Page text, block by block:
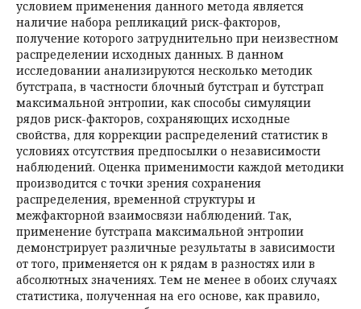
условием применения данного метода является
наличие набора репликаций риск-факторов,
получение которого затруднительно при неизвестном
распределении исходных данных. В данном
исследовании анализируются несколько методик
бутстрапа, в частности блочный бутстрап и бутстрап
максимальной энтропии, как способы симуляции
рядов риск-факторов, сохраняющих исходные
свойства, для коррекции распределений статистик в
условиях отсутствия предпосылки о независимости
наблюдений. Оценка применимости каждой методики
производится с точки зрения сохранения
распределения, временной структуры и
межфакторной взаимосвязи наблюдений. Так,
применение бутстрапа максимальной энтропии
демонстрирует различные результаты в зависимости
от того, применяется он к рядам в разностях или в
абсолютных значениях. Тем не менее в обоих случаях
статистика, полученная на его основе, как правило,